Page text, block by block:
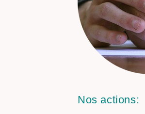
Nos actions: